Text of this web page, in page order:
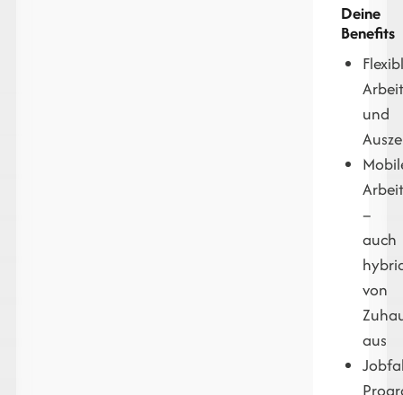
Deine
Benefits
und
–
auch
von
aus